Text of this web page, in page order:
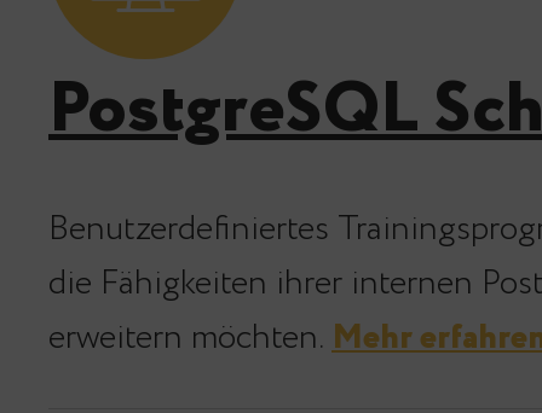
PostgreSQL
Benutzerdefiniertes
die Fähigkeiten ihrer internen
erweitern möchten.Mehr